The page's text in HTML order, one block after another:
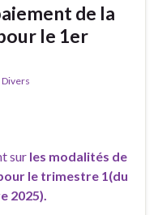
de la
le 1er
Divers
sur les modalités de
le trimestre 1(du
2025).